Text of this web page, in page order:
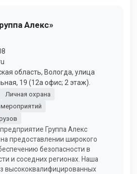
Алекс»
область, Вологда, улица
19 (12а офис; 2 этаж).
Личная охрана
Группа Алекс
предоставлении широкого
безопасности в
и соседних регионах. Наша
высококвалифицированных